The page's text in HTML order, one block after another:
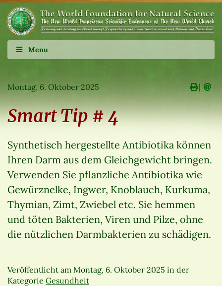
Menu
Montag, 6. Oktober 2025 ∣
Smart Tip # 4
Synthetisch hergestellte Antibiotika können
Ihren Darm aus dem Gleichgewicht bringen.
Verwenden Sie pflanzliche Antibiotika wie
Gewürznelke, Ingwer, Knoblauch, Kurkuma,
Thymian, Zimt, Zwiebel etc. Sie hemmen
und töten Bakterien, Viren und Pilze, ohne
die nützlichen Darmbakterien zu schädigen.
Veröffentlicht am Montag, 6. Oktober 2025 in der
Kategorie Gesundheit